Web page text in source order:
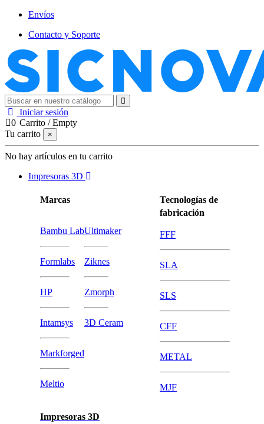
Envíos
Contacto y Soporte
Iniciar sesión
0 Carrito /Empty
Tu carrito
×
No hay artículos en tu carrito
Impresoras 3D
Marcas
Bambu Lab
Formlabs
HP
Intamsys
Markforged
Meltio
Ultimaker
Ziknes
Zmorph
3D Ceram
Impresoras 3D
Tecnologías de
fabricación
FFF
SLA
SLS
CFF
METAL
MJF